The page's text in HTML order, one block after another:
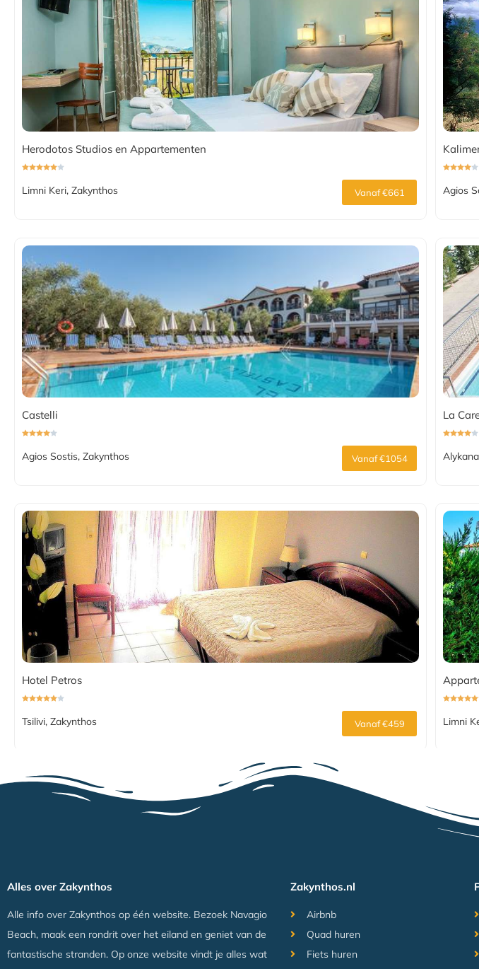
Herodotos Studios en Appartementen
Limni Keri, Zakynthos Vanaf €661 Agios
Castelli
Agios Sostis, Zakynthos Vanaf €1054
La
Hotel Petros
Tsilivi, Zakynthos Vanaf €459 Limni
Alles over Zakynthos
Alle info over Zakynthos op één website. Bezoek Navagio
Beach, maak een rondrit over het eiland en geniet van de
fantastische stranden. Op onze website vindt je alles wat
Zakynthos.nl
Airbnb
Quad huren
Fiets huren